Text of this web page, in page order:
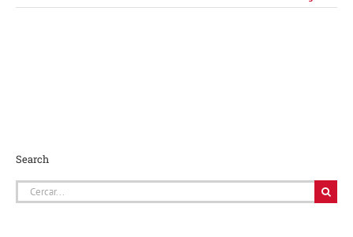
Search
Cerca
…